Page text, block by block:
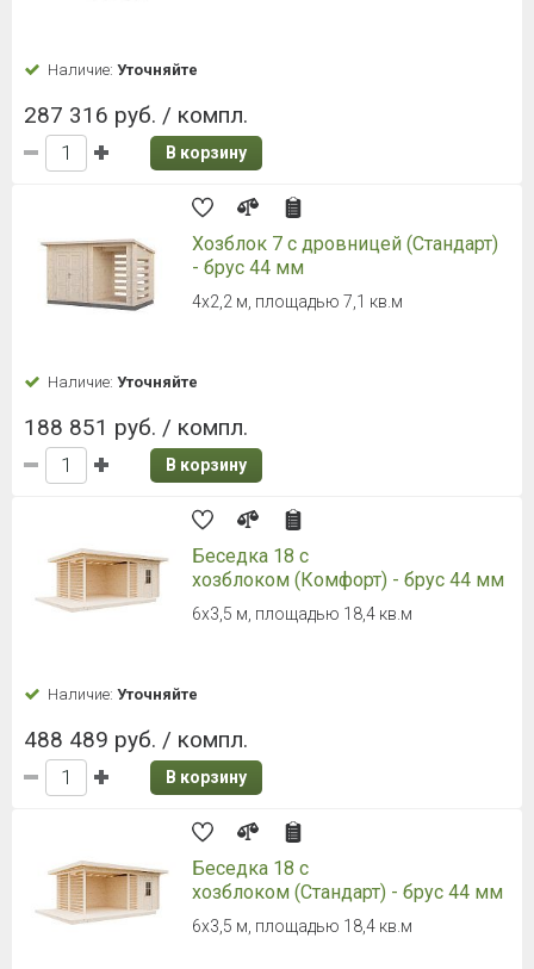
Наличие: Уточняйте
287 316 руб. / компл.
В корзину
Хозблок 7 с дровницей (Стандарт)
- брус 44 мм
4х2,2 м, площадью 7,1 кв.м
Наличие: Уточняйте
188 851 руб. / компл.
В корзину
Беседка 18 с
хозблоком (Комфорт) - брус 44 мм
6х3,5 м, площадью 18,4 кв.м
Наличие: Уточняйте
488 489 руб. / компл.
В корзину
Беседка 18 с
хозблоком (Стандарт) - брус 44 мм
6х3,5 м, площадью 18,4 кв.м